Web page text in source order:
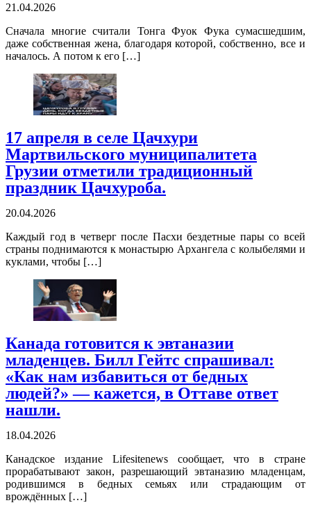
21.04.2026
Сначала многие считали Тонга Фуок Фука сумасшедшим,
даже собственная жена, благодаря которой, собственно, все и
началось. А потом к его […]
17 апреля в селе Цачхури
Мартвильского муниципалитета
Грузии отметили традиционный
праздник Цачхуроба.
20.04.2026
Каждый год в четверг после Пасхи бездетные пары со всей
страны поднимаются к монастырю Архангела с колыбелями и
куклами, чтобы […]
Канада готовится к эвтаназии
младенцев. Билл Гейтс спрашивал:
«Как нам избавиться от бедных
людей?» — кажется, в Оттаве ответ
нашли.
18.04.2026
Канадское издание Lifesitenews сообщает, что в стране
прорабатывают закон, разрешающий эвтаназию младенцам,
родившимся в бедных семьях или страдающим от
врождённых […]